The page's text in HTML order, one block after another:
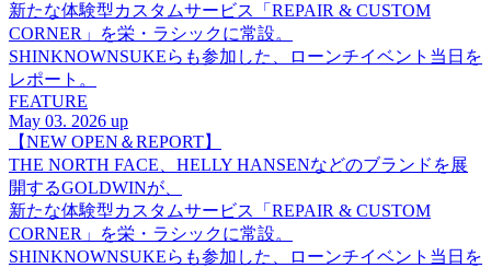
新たな体験型カスタムサービス「REPAIR & CUSTOM
CORNER」を栄・ラシックに常設。
SHINKNOWNSUKEらも参加した、ローンチイベント当日を
レポート。
FEATURE
May 03. 2026 up
【NEW OPEN＆REPORT】
THE NORTH FACE、HELLY HANSENなどのブランドを展
開するGOLDWINが、
新たな体験型カスタムサービス「REPAIR & CUSTOM
CORNER」を栄・ラシックに常設。
SHINKNOWNSUKEらも参加した、ローンチイベント当日を